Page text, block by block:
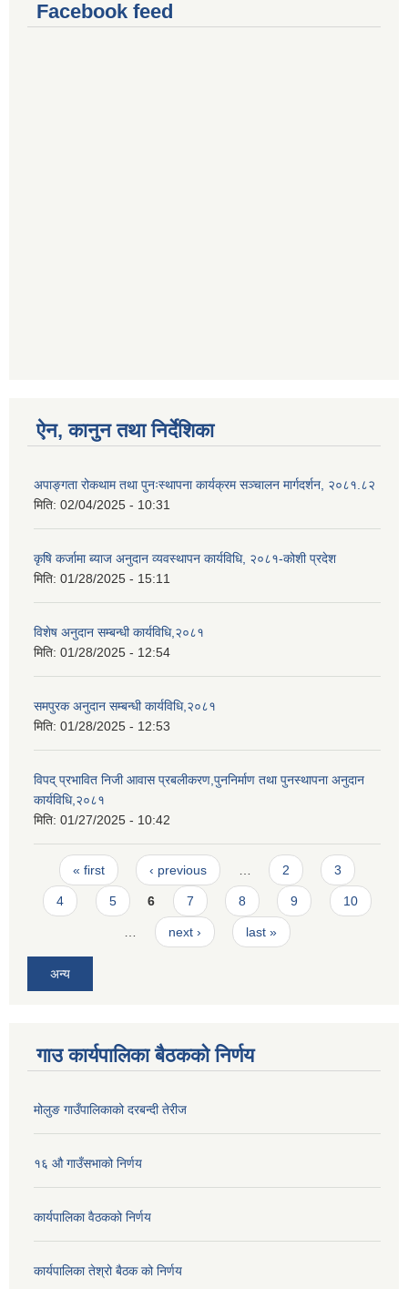
Facebook feed
ऐन, कानुन तथा निर्देशिका
अपाङ्गता रोकथाम तथा पुनःस्थापना कार्यक्रम सञ्चालन मार्गदर्शन, २०८१.८२
मिति: 02/04/2025 - 10:31
कृषि कर्जामा ब्याज अनुदान व्यवस्थापन कार्यविधि, २०८१-कोशी प्रदेश
मिति: 01/28/2025 - 15:11
विशेष अनुदान सम्बन्धी कार्यविधि,२०८१
मिति: 01/28/2025 - 12:54
समपुरक अनुदान सम्बन्धी कार्यविधि,२०८१
मिति: 01/28/2025 - 12:53
विपद् प्रभावित निजी आवास प्रबलीकरण,पुननिर्माण तथा पुनस्थापना अनुदान
कार्यविधि,२०८१
मिति: 01/27/2025 - 10:42
Pages
« first ‹ previous 2 3
4 5 6 7 8 9 10
next › last »
अन्य
गाउ कार्यपालिका बैठकको निर्णय
मोलुङ गाउँपालिकाको दरबन्दी तेरीज
१६ औ गाउँसभाको निर्णय
कार्यपालिका वैठकको निर्णय
कार्यपालिका तेश्रो बैठक को निर्णय